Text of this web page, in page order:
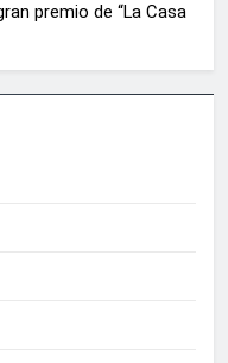
premio de “La Casa